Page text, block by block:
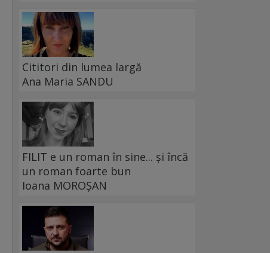
Cititori din lumea largă
Ana Maria SANDU
FILIT e un roman în sine... și încă
un roman foarte bun
Ioana MOROȘAN